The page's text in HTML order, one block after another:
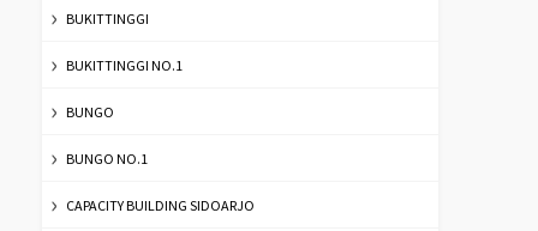
BUKITTINGGI
BUKITTINGGI NO.1
BUNGO
BUNGO NO.1
CAPACITY BUILDING SIDOARJO